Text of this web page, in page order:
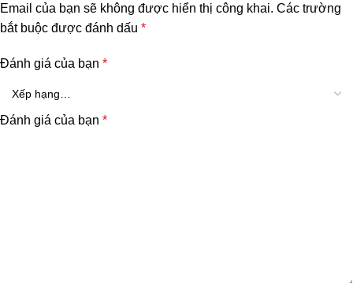
Email của bạn sẽ không được hiển thị công khai. Các trường
bắt buộc được đánh dấu *
Đánh giá của bạn *
Đánh giá của bạn *